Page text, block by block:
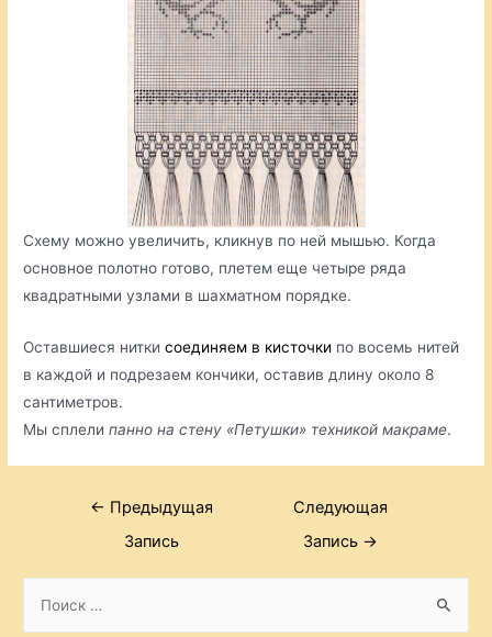
Схему можно увеличить, кликнув по ней мышью. Когда
основное полотно готово, плетем еще четыре ряда
квадратными узлами в шахматном порядке.
Оставшиеся ниткисоединяем в кисточки по восемь нитей
в каждой и подрезаем кончики, оставив длину около 8
сантиметров.
Мы сплелипанно на стену «Петушки» техникой макраме.
Навигация
← Предыдущая
Запись
Следующая
Запись →